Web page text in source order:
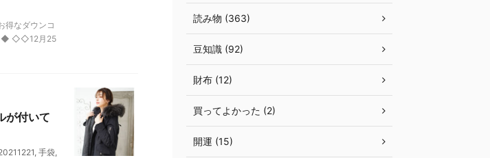
得なダウンコ
◆◆ ◇◇12月25
が付いて
, 手袋,
読み物 (363)
豆知識 (92)
財布 (12)
買ってよかった (2)
開運 (15)